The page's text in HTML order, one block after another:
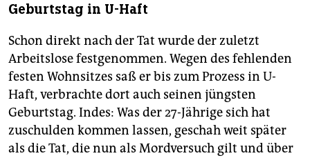
Geburtstag in U-Haft
Schon direkt nach der Tat wurde der zuletzt
Arbeitslose festgenommen. Wegen des fehlenden
festen Wohnsitzes saß er bis zum Prozess in U-
Haft, verbrachte dort auch seinen jüngsten
Geburtstag. Indes: Was der 27-Jährige sich hat
zuschulden kommen lassen, geschah weit später
als die Tat, die nun als Mordversuch gilt und über